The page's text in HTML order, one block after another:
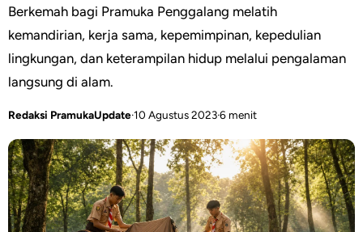
Berkemah bagi Pramuka Penggalang melatih
kemandirian, kerja sama, kepemimpinan, kepedulian
lingkungan, dan keterampilan hidup melalui pengalaman
langsung di alam.
Redaksi PramukaUpdate·10 Agustus 2023·6 menit